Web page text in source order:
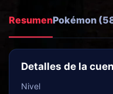
ResumenPokémon
Detalles de la
Nivel